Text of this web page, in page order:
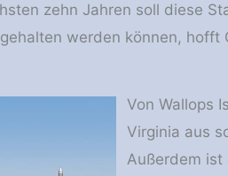
zehn Jahren soll diese
werden können, hofft
Von Wallops
Virginia aus
Außerdem ist